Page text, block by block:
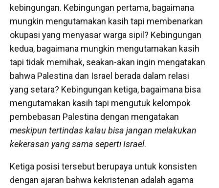
kebingungan. Kebingungan pertama, bagaimana
mungkin mengutamakan kasih tapi membenarkan
okupasi yang menyasar warga sipil? Kebingungan
kedua, bagaimana mungkin mengutamakan kasih
tapi tidak memihak, seakan-akan ingin mengatakan
bahwa Palestina dan Israel berada dalam relasi
yang setara? Kebingungan ketiga, bagaimana bisa
mengutamakan kasih tapi mengutuk kelompok
pembebasan Palestina dengan mengatakan
meskipun tertindas kalau bisa jangan melakukan
kekerasan yang sama seperti Israel.
Ketiga posisi tersebut berupaya untuk konsisten
dengan ajaran bahwa kekristenan adalah agama